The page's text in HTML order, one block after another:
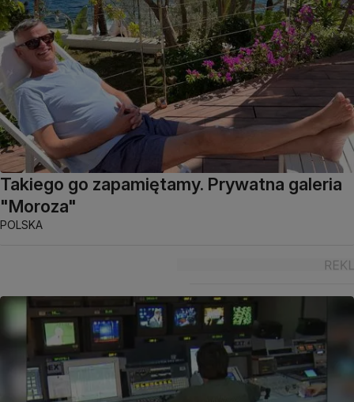
Takiego go zapamiętamy. Prywatna galeria
"Moroza"
POLSKA